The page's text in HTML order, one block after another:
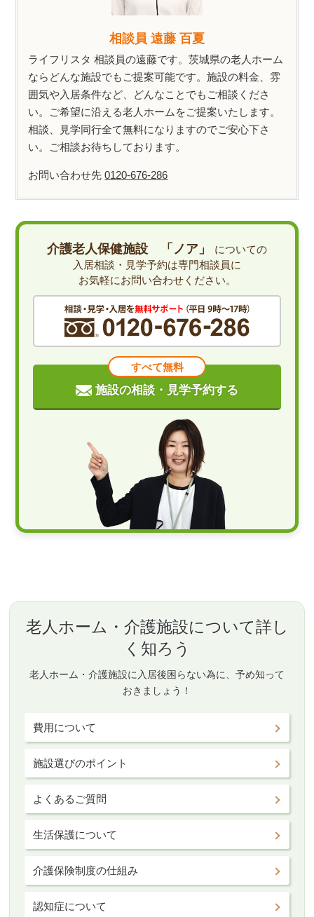
相談員 遠藤 百夏
ライフリスタ 相談員の遠藤です。茨城県の老人ホーム
ならどんな施設でもご提案可能です。施設の料金、雰
囲気や入居条件など、どんなことでもご相談くださ
い。ご希望に沿える老人ホームをご提案いたします。
相談、見学同行全て無料になりますのでご安心下さ
い。ご相談お待ちしております。
お問い合わせ先0120-676-286
介護老人保健施設 「ノア」
についての
入居相談・見学予約は専門相談員に
お気軽にお問い合わせください。
すべて無料
施設の相談・見学予約する
老人ホーム・介護施設について詳し
く知ろう
老人ホーム・介護施設に入居後困らない為に、予め知って
おきましょう！
費用について
施設選びのポイント
よくあるご質問
生活保護について
介護保険制度の仕組み
認知症について